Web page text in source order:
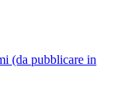
(da pubblicare in